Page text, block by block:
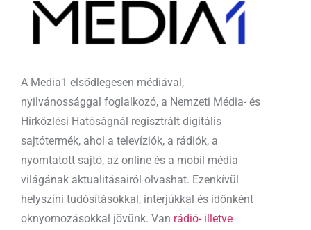
A Media1 elsődlegesen médiával,
nyilvánossággal foglalkozó, a Nemzeti Média- és
Hírközlési Hatóságnál regisztrált digitális
sajtótermék, ahol a televíziók, a rádiók, a
nyomtatott sajtó, az online és a mobil média
világának aktualitásairól olvashat. Ezenkívül
helyszíni tudósításokkal, interjúkkal és időnként
oknyomozásokkal jövünk. Van rádió- illetve